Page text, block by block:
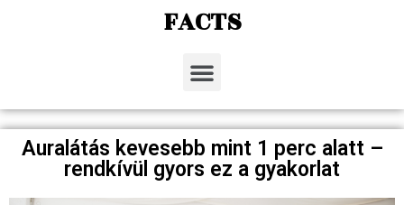
FACTS
Auralátás kevesebb mint 1 perc alatt –
rendkívül gyors ez a gyakorlat